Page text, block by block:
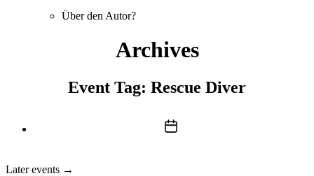
Über den Autor?
Archives
Event Tag: Rescue Diver
Post
Later events →